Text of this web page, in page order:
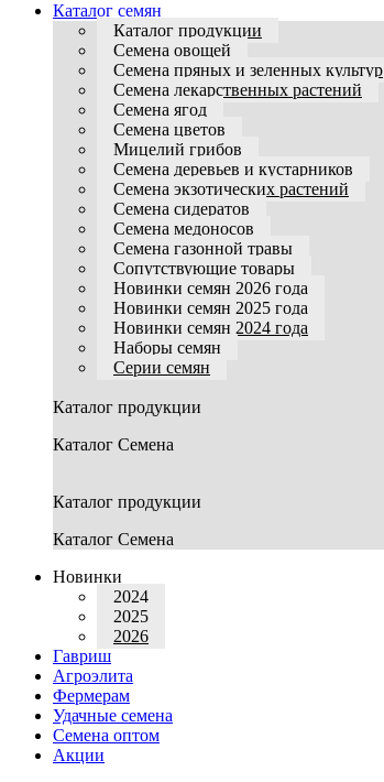
Каталог семян
Каталог продукции
Семена овощей
Семена пряных и зеленных культур
Семена лекарственных растений
Семена ягод
Семена цветов
Мицелий грибов
Семена деревьев и кустарников
Семена экзотических растений
Семена сидератов
Семена медоносов
Семена газонной травы
Сопутствующие товары
Новинки семян 2026 года
Новинки семян 2025 года
Новинки семян 2024 года
Наборы семян
Серии семян
Каталог продукции
Каталог Семена
Каталог продукции
Каталог Семена
Новинки
2024
2025
2026
Гавриш
Агроэлита
Фермерам
Удачные семена
Семена оптом
Акции